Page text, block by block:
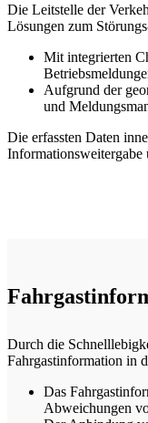
Die Leitstelle der
Lösungen zum
Mit integrierten
Aufgrund der
und
Die erfassten Daten
Informationsweitergabe
Durch die
Fahrgastinformation in
Das
Abweichungen